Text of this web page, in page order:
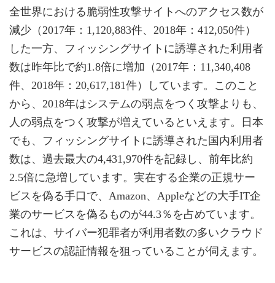
全世界における脆弱性攻撃サイトへのアクセス数が
減少（2017年：1,120,883件、2018年：412,050件）
した一方、フィッシングサイトに誘導された利用者
数は昨年比で約1.8倍に増加（2017年：11,340,408
件、2018年：20,617,181件）しています。このこと
から、2018年はシステムの弱点をつく攻撃よりも、
人の弱点をつく攻撃が増えているといえます。日本
でも、フィッシングサイトに誘導された国内利用者
数は、過去最大の4,431,970件を記録し、前年比約
2.5倍に急増しています。実在する企業の正規サー
ビスを偽る手口で、Amazon、Appleなどの大手IT企
業のサービスを偽るものが44.3％を占めています。
これは、サイバー犯罪者が利用者数の多いクラウド
サービスの認証情報を狙っていることが伺えます。